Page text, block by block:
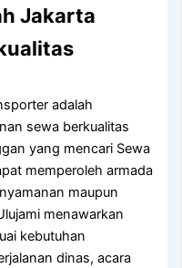
Jakarta
adalah
sewa berkualitas
yang mencari Sewa
memperoleh armada
maupun
menawarkan
kebutuhan
dinas, acara